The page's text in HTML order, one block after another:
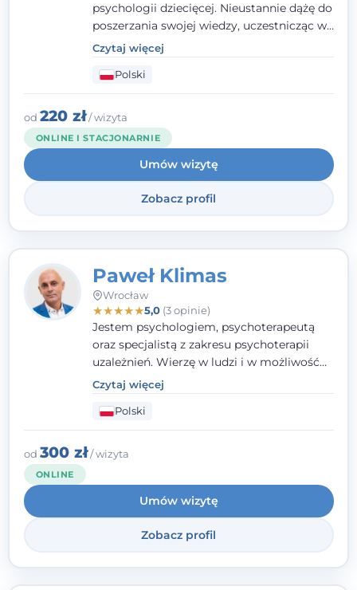
psychologii dziecięcej. Nieustannie dążę do
poszerzania swojej wiedzy, uczestnicząc w
różnorodnych szkoleniach. Pracując z
dziećmi, młodzieżą i młodymi dorosłymi
niezwykle ważne jest dla mnie poczucie
bezpieczeństwa, zrozumienia oraz wolności
w wyrażaniu swojego zdania. Kieruję się
etyką zawodową, wierząc, że każdy
człowiek powinien otrzymać wsparcie i
pomoc, by poradzić sobie ze swoimi
problemami.
Czytaj więcej
Polski
od 220 zł/ wizyta
ONLINE I STACJONARNIE
Umów wizytę
Zobacz profil
Paweł Klimas
Wrocław
★★★★★5,0(3 opinie)
Jestem psychologiem, psychoterapeutą
oraz specjalistą z zakresu psychoterapii
uzależnień. Wierzę w ludzi i w możliwość
wprowadzenia zmian w ich życiu. Bardzo
często przekonuje się o tym, że każdy z nas,
w tym Ty i ja, ma wpływ na swoje
szczęście. Należy uwierzyć w siebie i działać
w obranym kierunku.
Czytaj więcej
Polski
od 300 zł/ wizyta
ONLINE
Umów wizytę
Zobacz profil